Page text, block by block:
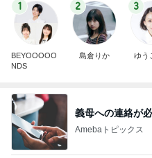
1
BEYOOOOO
NDS
2
島倉りか
3
ゆう
義母への連絡が
Amebaトピックス